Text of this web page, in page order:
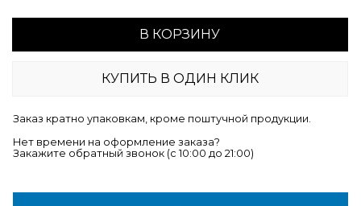
В КОРЗИНУ
КУПИТЬ В ОДИН КЛИК
Заказ кратно упаковкам, кроме поштучной продукции.
Нет времени на оформление заказа?
Закажите обратный звонок (c 10:00 до 21:00)